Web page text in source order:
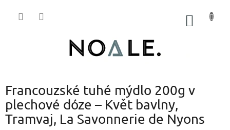
Francouzské tuhé mýdlo 200g v
plechové dóze – Květ bavlny,
Tramvaj, La Savonnerie de Nyons